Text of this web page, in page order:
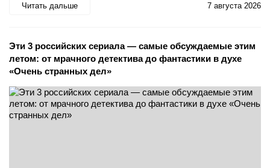
Читать дальше 7 августа 2026
Эти 3 российских сериала — самые обсуждаемые этим
летом: от мрачного детектива до фантастики в духе
«Очень странных дел»